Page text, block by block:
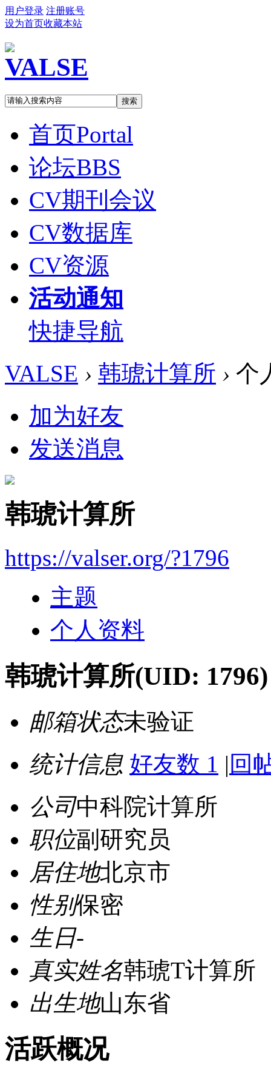
用户登录 注册账号
设为首页收藏本站
搜索
首页Portal
论坛BBS
CV期刊会议
CV数据库
CV资源
活动通知
快捷导航
VALSE › 韩琥计算所 › 个
加为好友
发送消息
韩琥计算所
https://valser.org/?1796
主题
个人资料
韩琥计算所(UID: 1796)
邮箱状态未验证
统计信息 好友数 1 | 回
公司中科院计算所
职位副研究员
居住地北京市
性别保密
生日-
真实姓名韩琥T计算所
出生地山东省
活跃概况